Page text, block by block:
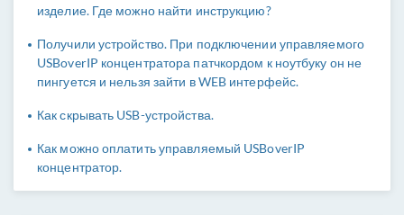
изделие. Где можно найти инструкцию?
Получили устройство. При подключении управляемого
USBoverIP концентратора патчкордом к ноутбуку он не
пингуется и нельзя зайти в WEB интерфейс.
Как скрывать USB-устройства.
Как можно оплатить управляемый USBoverIP
концентратор.